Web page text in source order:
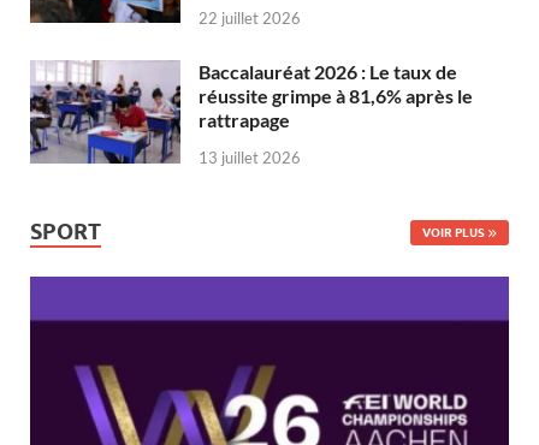
22 juillet 2026
Baccalauréat 2026 : Le taux de
réussite grimpe à 81,6% après le
rattrapage
13 juillet 2026
SPORT VOIR PLUS